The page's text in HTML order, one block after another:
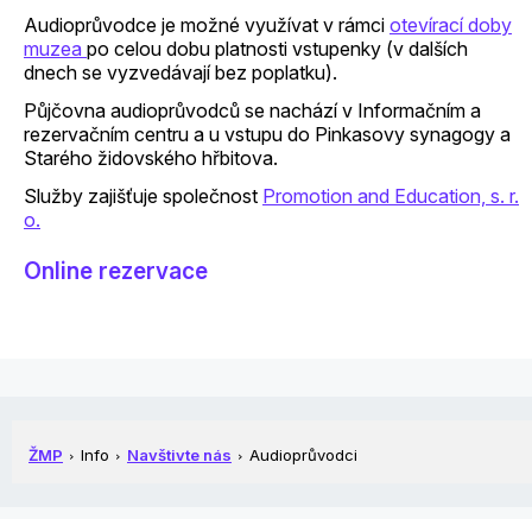
Audioprůvodce je možné využívat v rámci otevírací doby
muzea po celou dobu platnosti vstupenky (v dalších
dnech se vyzvedávají bez poplatku).
Půjčovna audioprůvodců se nachází v Informačním a
rezervačním centru a u vstupu do Pinkasovy synagogy a
Starého židovského hřbitova.
Služby zajišťuje společnost Promotion and Education, s. r.
o.
Online rezervace
ŽMP Info Navštivte nás Audioprůvodci